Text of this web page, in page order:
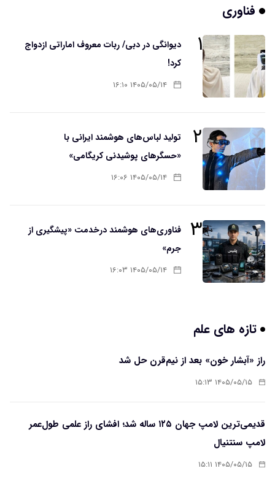
فناوری
۱
دیوانگی در دبی/ ربات معروف اماراتی ازدواج
کرد!
۱۴۰۵/۰۵/۱۴ ۱۶:۱۰
۲
تولید لباس‌های هوشمند ایرانی با
«حسگرهای پوشیدنی کریگامی»
۱۴۰۵/۰۵/۱۴ ۱۶:۰۶
۳
فناوری‌های هوشمند درخدمت «پیشگیری از
جرم»
۱۴۰۵/۰۵/۱۴ ۱۶:۰۳
تازه های علم
راز «آبشار خون» بعد از نیم‌قرن حل شد
۱۴۰۵/۰۵/۱۵ ۱۵:۱۳
قدیمی‌ترین لامپ جهان ۱۲۵ ساله شد؛ افشای راز علمی طول‌عمر
لامپ سنتنیال
۱۴۰۵/۰۵/۱۵ ۱۵:۱۱